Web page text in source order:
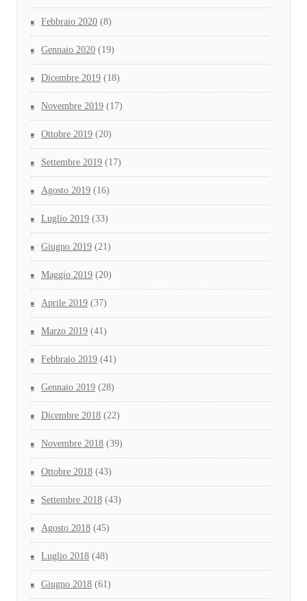
Febbraio 2020 (8)
Gennaio 2020 (19)
Dicembre 2019 (18)
Novembre 2019 (17)
Ottobre 2019 (20)
Settembre 2019 (17)
Agosto 2019 (16)
Luglio 2019 (33)
Giugno 2019 (21)
Maggio 2019 (20)
Aprile 2019 (37)
Marzo 2019 (41)
Febbraio 2019 (41)
Gennaio 2019 (28)
Dicembre 2018 (22)
Novembre 2018 (39)
Ottobre 2018 (43)
Settembre 2018 (43)
Agosto 2018 (45)
Luglio 2018 (48)
Giugno 2018 (61)